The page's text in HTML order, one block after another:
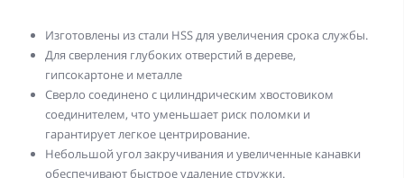
Изготовлены из стали HSS для увеличения срока службы.
Для сверления глубоких отверстий в дереве,
гипсокартоне и металле
Сверло соединено с цилиндрическим хвостовиком
соединителем, что уменьшает риск поломки и
гарантирует легкое центрирование.
Небольшой угол закручивания и увеличенные канавки
обеспечивают быстрое удаление стружки.